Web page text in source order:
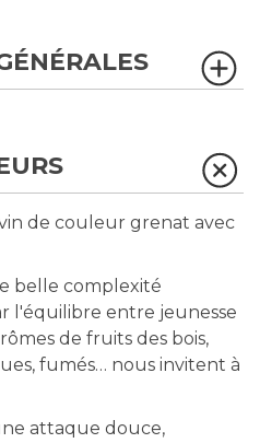
de couleur grenat avec
belle complexité
l'équilibre entre jeunesse
de fruits des bois,
fumés… nous invitent à
attaque douce,